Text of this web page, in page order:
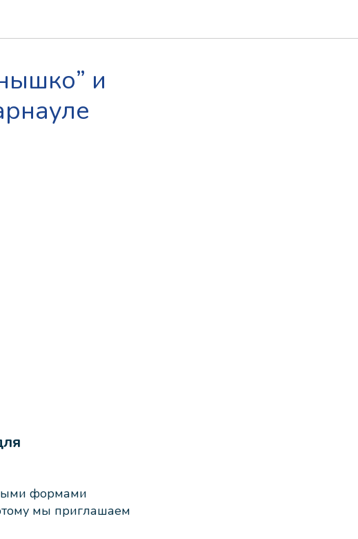
и
формами
мы приглашаем